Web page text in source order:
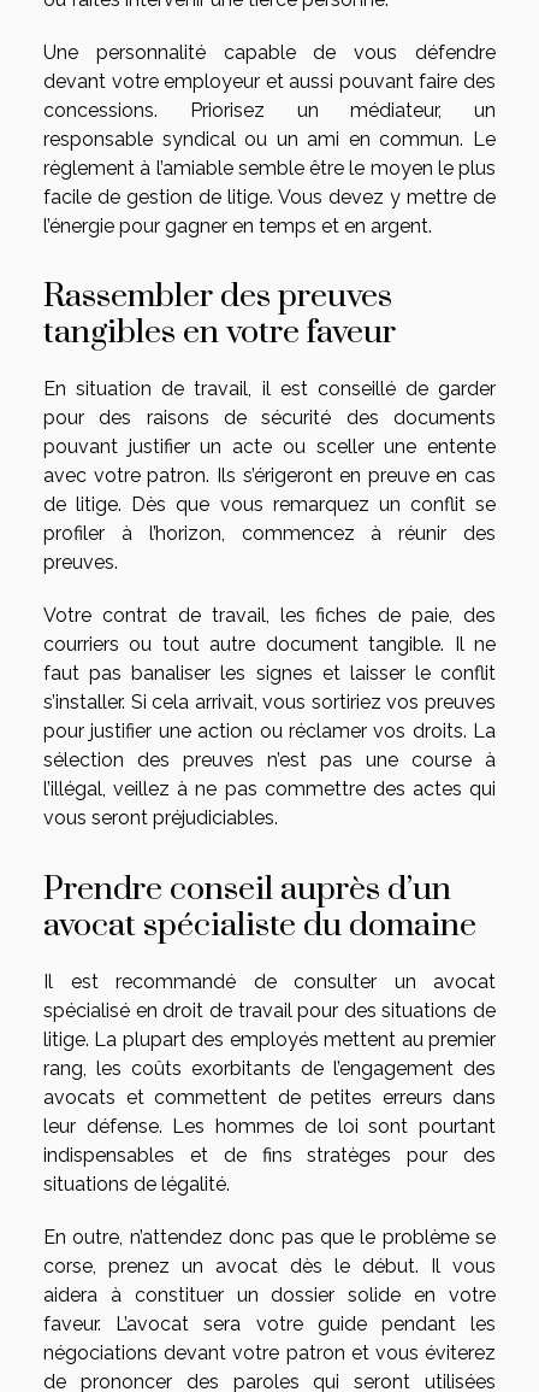
Une personnalité capable de vous défendre
devant votre employeur et aussi pouvant faire des
concessions. Priorisez un médiateur, un
responsable syndical ou un ami en commun. Le
règlement à l’amiable semble être le moyen le plus
facile de gestion de litige. Vous devez y mettre de
l’énergie pour gagner en temps et en argent.
Rassembler des preuves
tangibles en votre faveur
En situation de travail, il est conseillé de garder
pour des raisons de sécurité des documents
pouvant justifier un acte ou sceller une entente
avec votre patron. Ils s’érigeront en preuve en cas
de litige. Dès que vous remarquez un conflit se
profiler à l’horizon, commencez à réunir des
preuves.
Votre contrat de travail, les fiches de paie, des
courriers ou tout autre document tangible. Il ne
faut pas banaliser les signes et laisser le conflit
s’installer. Si cela arrivait, vous sortiriez vos preuves
pour justifier une action ou réclamer vos droits. La
sélection des preuves n’est pas une course à
l’illégal, veillez à ne pas commettre des actes qui
vous seront préjudiciables.
Prendre conseil auprès d’un
avocat spécialiste du domaine
Il est recommandé de consulter un avocat
spécialisé en droit de travail pour des situations de
litige. La plupart des employés mettent au premier
rang, les coûts exorbitants de l’engagement des
avocats et commettent de petites erreurs dans
leur défense. Les hommes de loi sont pourtant
indispensables et de fins stratèges pour des
situations de légalité.
En outre, n’attendez donc pas que le problème se
corse, prenez un avocat dès le début. Il vous
aidera à constituer un dossier solide en votre
faveur. L’avocat sera votre guide pendant les
négociations devant votre patron et vous éviterez
de prononcer des paroles qui seront utilisées